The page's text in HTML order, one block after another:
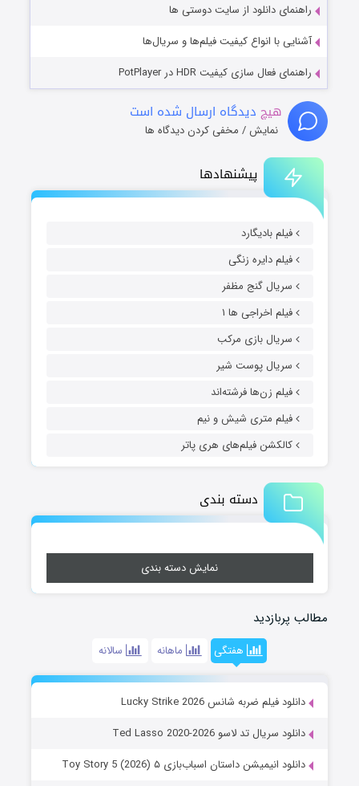
پیشنهادها
فیلم بادیگارد
فیلم دایره زنگی
سریال گنج مظفر
فیلم اخراجی ها ۱
سریال بازی مرکب
سریال پوست شیر
فیلم زن‌ها فرشته‌اند
فیلم متری شیش و نیم
کالکشن فیلم‌های هری پاتر
دسته بندی
نمایش دسته بندی
مطالب پربازدید
هفتگی ماهانه سالانه
دانلود فیلم ضربه شانس Lucky Strike 2026
دانلود سریال تد لاسو Ted Lasso 2020-2026
دانلود انیمیشن داستان اسباب‌بازی ۵ Toy Story 5 (2026)
راهنمای دانلود از سایت دوستی ها
آشنایی با انواع کیفیت فیلم‌ها و سریال‌ها
راهنمای فعال سازی کیفیت HDR در PotPlayer
هیچ دیدگاه ارسال شده است
نمایش / مخفی کردن دیدگاه ها